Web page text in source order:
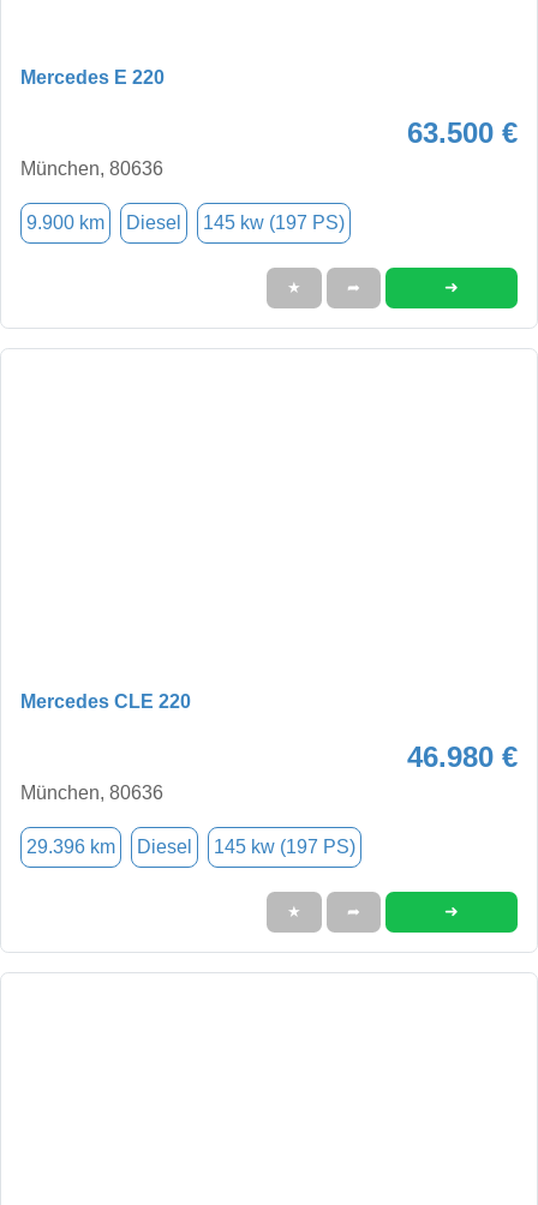
Mercedes E 220
63.500 €
München, 80636
9.900 km Diesel 145 kw (197 PS)
★ ➦ ➜
Mercedes CLE 220
46.980 €
München, 80636
29.396 km Diesel 145 kw (197 PS)
★ ➦ ➜